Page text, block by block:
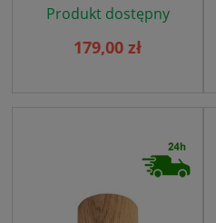
Produkt dostępny
179,00 zł